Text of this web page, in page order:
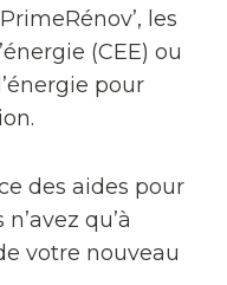
les
(CEE) ou
pour
des aides pour
qu’à
votre nouveau